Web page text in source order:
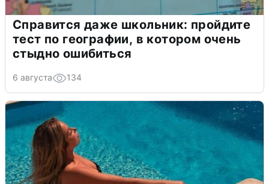
Справится даже школьник: пройдите
тест по географии, в котором очень
стыдно ошибиться
6 августа 134